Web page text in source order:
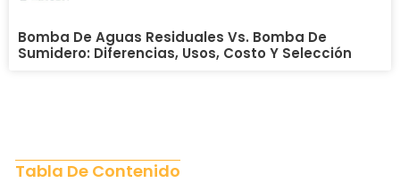
Bomba De Aguas Residuales Vs. Bomba De
Sumidero: Diferencias, Usos, Costo Y Selección
Tabla De Contenido